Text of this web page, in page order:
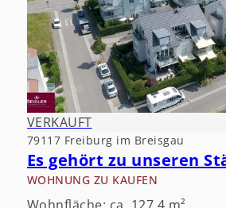
VERKAUFT
79117 Freiburg im Breisgau
WOHNUNG ZU KAUFEN